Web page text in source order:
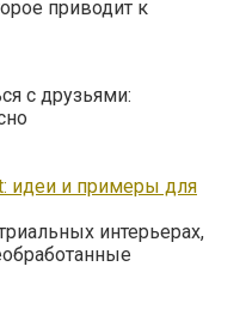
приводит к
с друзьями:
идеи и примеры для
интерьерах,